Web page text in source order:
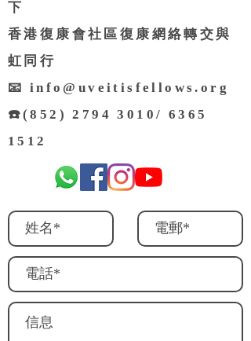
下
香港復康會社區復康網絡轉交與
虹同行
📧 info@uveitisfellows.org
☎️(852) 2794 3010 / 6365
1512